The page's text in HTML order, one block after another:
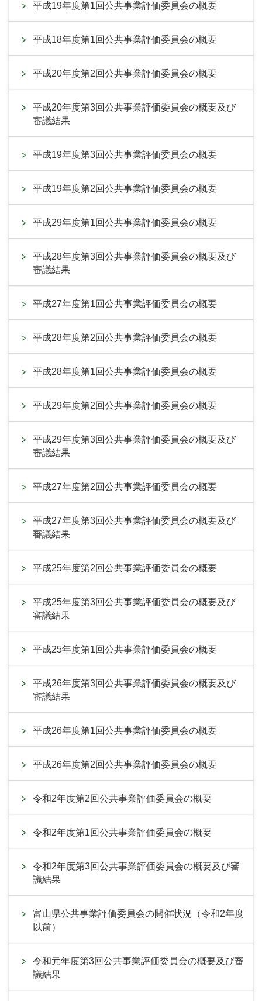
平成19年度第1回公共事業評価委員会の概要
平成18年度第1回公共事業評価委員会の概要
平成20年度第2回公共事業評価委員会の概要
平成20年度第3回公共事業評価委員会の概要及び
審議結果
平成19年度第3回公共事業評価委員会の概要
平成19年度第2回公共事業評価委員会の概要
平成29年度第1回公共事業評価委員会の概要
平成28年度第3回公共事業評価委員会の概要及び
審議結果
平成27年度第1回公共事業評価委員会の概要
平成28年度第2回公共事業評価委員会の概要
平成28年度第1回公共事業評価委員会の概要
平成29年度第2回公共事業評価委員会の概要
平成29年度第3回公共事業評価委員会の概要及び
審議結果
平成27年度第2回公共事業評価委員会の概要
平成27年度第3回公共事業評価委員会の概要及び
審議結果
平成25年度第2回公共事業評価委員会の概要
平成25年度第3回公共事業評価委員会の概要及び
審議結果
平成25年度第1回公共事業評価委員会の概要
平成26年度第3回公共事業評価委員会の概要及び
審議結果
平成26年度第1回公共事業評価委員会の概要
平成26年度第2回公共事業評価委員会の概要
令和2年度第2回公共事業評価委員会の概要
令和2年度第1回公共事業評価委員会の概要
令和2年度第3回公共事業評価委員会の概要及び審
議結果
富山県公共事業評価委員会の開催状況（令和2年度
以前）
令和元年度第3回公共事業評価委員会の概要及び審
議結果